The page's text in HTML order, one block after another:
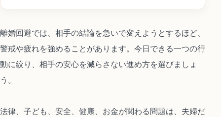
離婚回避では、相手の結論を急いで変えようとするほど、
警戒や疲れを強めることがあります。今日できる一つの行
動に絞り、相手の安心を減らさない進め方を選びましょ
う。
法律、子ども、安全、健康、お金が関わる問題は、夫婦だ